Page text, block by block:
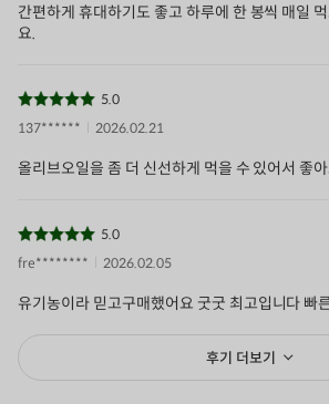
간편하게 휴대하기도 좋고 하루에 한 봉씩 매일
요.
5.0
137******
2026.02.21
올리브오일을 좀 더 신선하게 먹을 수 있어서 좋
5.0
fre********
2026.02.05
유기농이라 믿고구매했어요 굿굿 최고입니다 빠
후기 더보기